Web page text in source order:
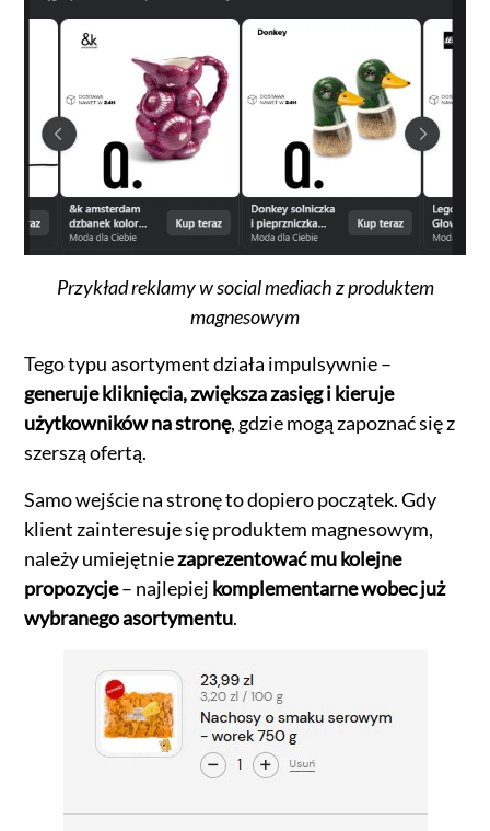
Przykład reklamy w social mediach z produktem
magnesowym
Tego typu asortyment działa impulsywnie –
generuje kliknięcia, zwiększa zasięg i kieruje
użytkowników na stronę, gdzie mogą zapoznać się z
szerszą ofertą.
Samo wejście na stronę to dopiero początek. Gdy
klient zainteresuje się produktem magnesowym,
należy umiejętniezaprezentować mu kolejne
propozycje– najlepiej komplementarne wobec już
wybranego asortymentu.